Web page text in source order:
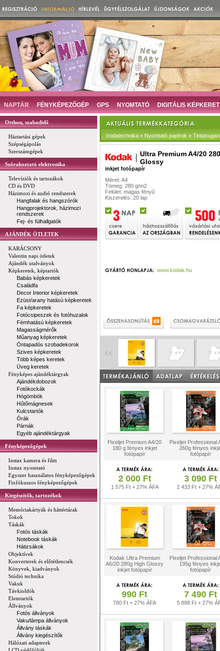
NAPTÁR FÉNYKÉPEZŐGÉP GPS NYOMTATÓ DIGITÁLIS KÉPKERET
Otthon, szabadidő
Háztartási gépek
Szépségápolás
Szerszámgépek
Szórakoztató elektronika
Televíziók és tartozákok
CD és DVD
Házimozi és audió rendszerek
Hangfalak és hangszórók
Hangprojektorok, házimozi
rendszerek
Fej- és fülhallgatók
AJÁNDÉK ÖTLETEK
KARÁCSONY
Valentin napi ötletek
Ajándék utalványok
Képkeretek, képtartók
Babás képkeretek
Családfa
Decor Interior képkeretek
Ezüst/arany hatású képkeretek
Fa képkeretek
Fotócsipeszek és fotóhuzalok
Fémhatású képkeretek
Magasságmérők
Műanyag képkeretek
Öntapadós szobadekorok
Szives képkeretek
Több képes keretek
Üveg keretek
Fényképes ajándéktárgyak
Ajándékdobozok
Fotókockák
Hógömbök
Hűtőmágnesek
Kulcstartók
Órák
Párnák
Egyéb ajándéktárgyak
Fényképezőgépek
Instax kamera és film
Instax nyomtató
Egyszer használatos fényképezőgépek
Fixfókuszos fényképezőgépek
Kiegészítők, tartozékok
Memóriakártyák és háttértárak
Tokok
Táskák
Fotós táskák
Notebook táskák
Hátizsákok
Objektívek
Konverterek és előtétlencsék
Könyvek, kiadványok
Stúdió technika
Vakuk
Távkioldók
Elemtartók
Állványok
Fotós állványok
Vaku/lámpa állványok
Állvány táskák
Állvány kiegészítők
Hálózati adapterek
Irodatechnika » Nyomtató papírok »
Ultra Premium A4/20
Glossy
inkjet fotópapír
Méret: A4
Tömeg: 280 g/m2
Felület: magas fényű
Kiszerelés: 20 lap
www.kodak.hu
Pixeljet Premium A4/20
180 g fényes inkjet
fotópapír
Pixeljet Professional
260g fényes
fotópapír
2 000 Ft
1 575 Ft + 27% ÁFA
3 090 Ft
2 433 Ft + 27%
Kodak Ultra Premium
A6/20 280g High Glossy
inkjet fotópapír
Pixeljet Professional
195g fényes
fotópapír
990 Ft
780 Ft + 27% ÁFA
7 490 Ft
5 898 Ft + 27%